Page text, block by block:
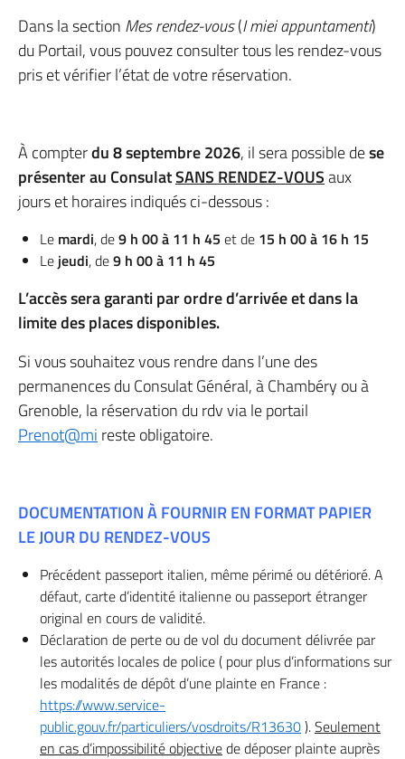
Dans la section Mes rendez-vous(I miei appuntamenti)
du Portail, vous pouvez consulter tous les rendez-vous
pris et vérifier l’état de votre réservation.
À compterdu 8 septembre 2026, il sera possible dese
présenter au ConsulatSANS RENDEZ-VOUSaux
jours et horaires indiqués ci-dessous :
Le mardi, de9 h 00 à 11 h 45 et de 15 h 00 à 16 h 15
Le jeudi, de9 h 00 à 11 h 45
L’accès sera garanti par ordre d’arrivée et dans la
limite des places disponibles.
Si vous souhaitez vous rendre dans l’une des
permanences du Consulat Général, à Chambéry ou à
Grenoble, la réservation du rdv via le portail
Prenot@mi reste obligatoire.
DOCUMENTATION À FOURNIR EN FORMAT PAPIER
LE JOUR DU RENDEZ-VOUS
Précédent passeport italien, même périmé ou détérioré. A
défaut, carte d’identité italienne ou passeport étranger
original en cours de validité.
Déclaration de perte ou de vol du document délivrée par
les autorités locales de police ( pour plus d’informations sur
les modalités de dépôt d’une plainte en France :
https://www.service-
public.gouv.fr/particuliers/vosdroits/R13630).Seulement
en cas d’impossibilité objectivede déposer plainte auprès